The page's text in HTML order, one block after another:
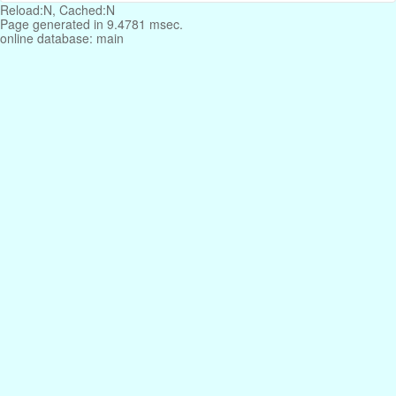
Reload:N, Cached:N
Page generated in 9.4781 msec.
online database: main